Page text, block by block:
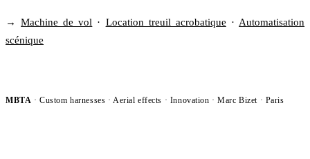
→Machine de vol · Location treuil acrobatique ·Automatisation
scénique
MBTA · Custom harnesses · Aerial effects · Innovation · Marc Bizet · Paris